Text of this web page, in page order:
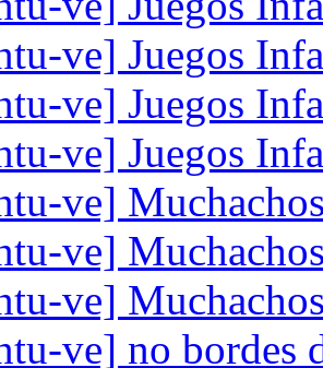
ve] Juegos
ve] Juegos
ve] Juegos
ve]
ve]
ve]
ve] no bordes